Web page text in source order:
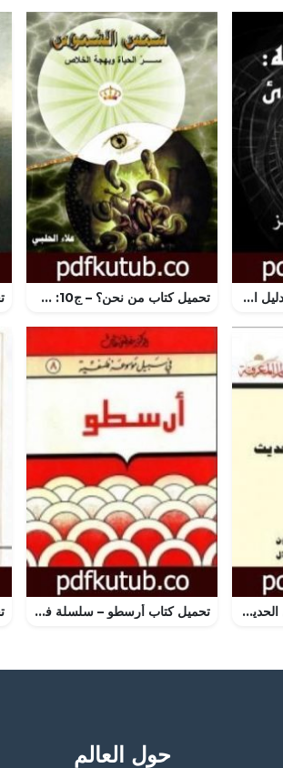
تحميل كتاب تجاوز الإله – دليل القارئ لريتشارد دوكينز- ترجمة أسامه البني PDF تأليف ريتشارد دوكنز مجانا [كامل] تحميل كتاب من نحن؟ – ج10: شمس الشموس سر الحياة وبهجة الخلاص PDF تأليف علاء الحلبي مجانا [كامل]
تحميل كتاب تشكيل العقل الحديث PDF تأليف كرين برينتون مجانا [كامل] تحميل كتاب أرسطو – سلسلة في سبيل موسوعة فلسفية PDF تأليف مصطفى غالب مجانا [كامل]
حول العالم